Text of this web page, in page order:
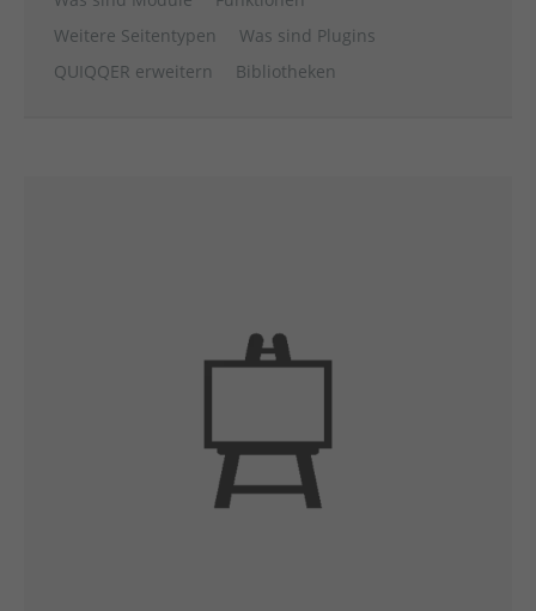
Weitere Seitentypen
Was sind Plugins
QUIQQER erweitern
Bibliotheken